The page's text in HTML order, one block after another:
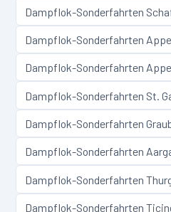
Dampflok-Sonderfahrten
Dampflok-Sonderfahrten
Dampflok-Sonderfahrten
Dampflok-Sonderfahrten St.
Dampflok-Sonderfahrten
Dampflok-Sonderfahrten
Dampflok-Sonderfahrten
Dampflok-Sonderfahrten